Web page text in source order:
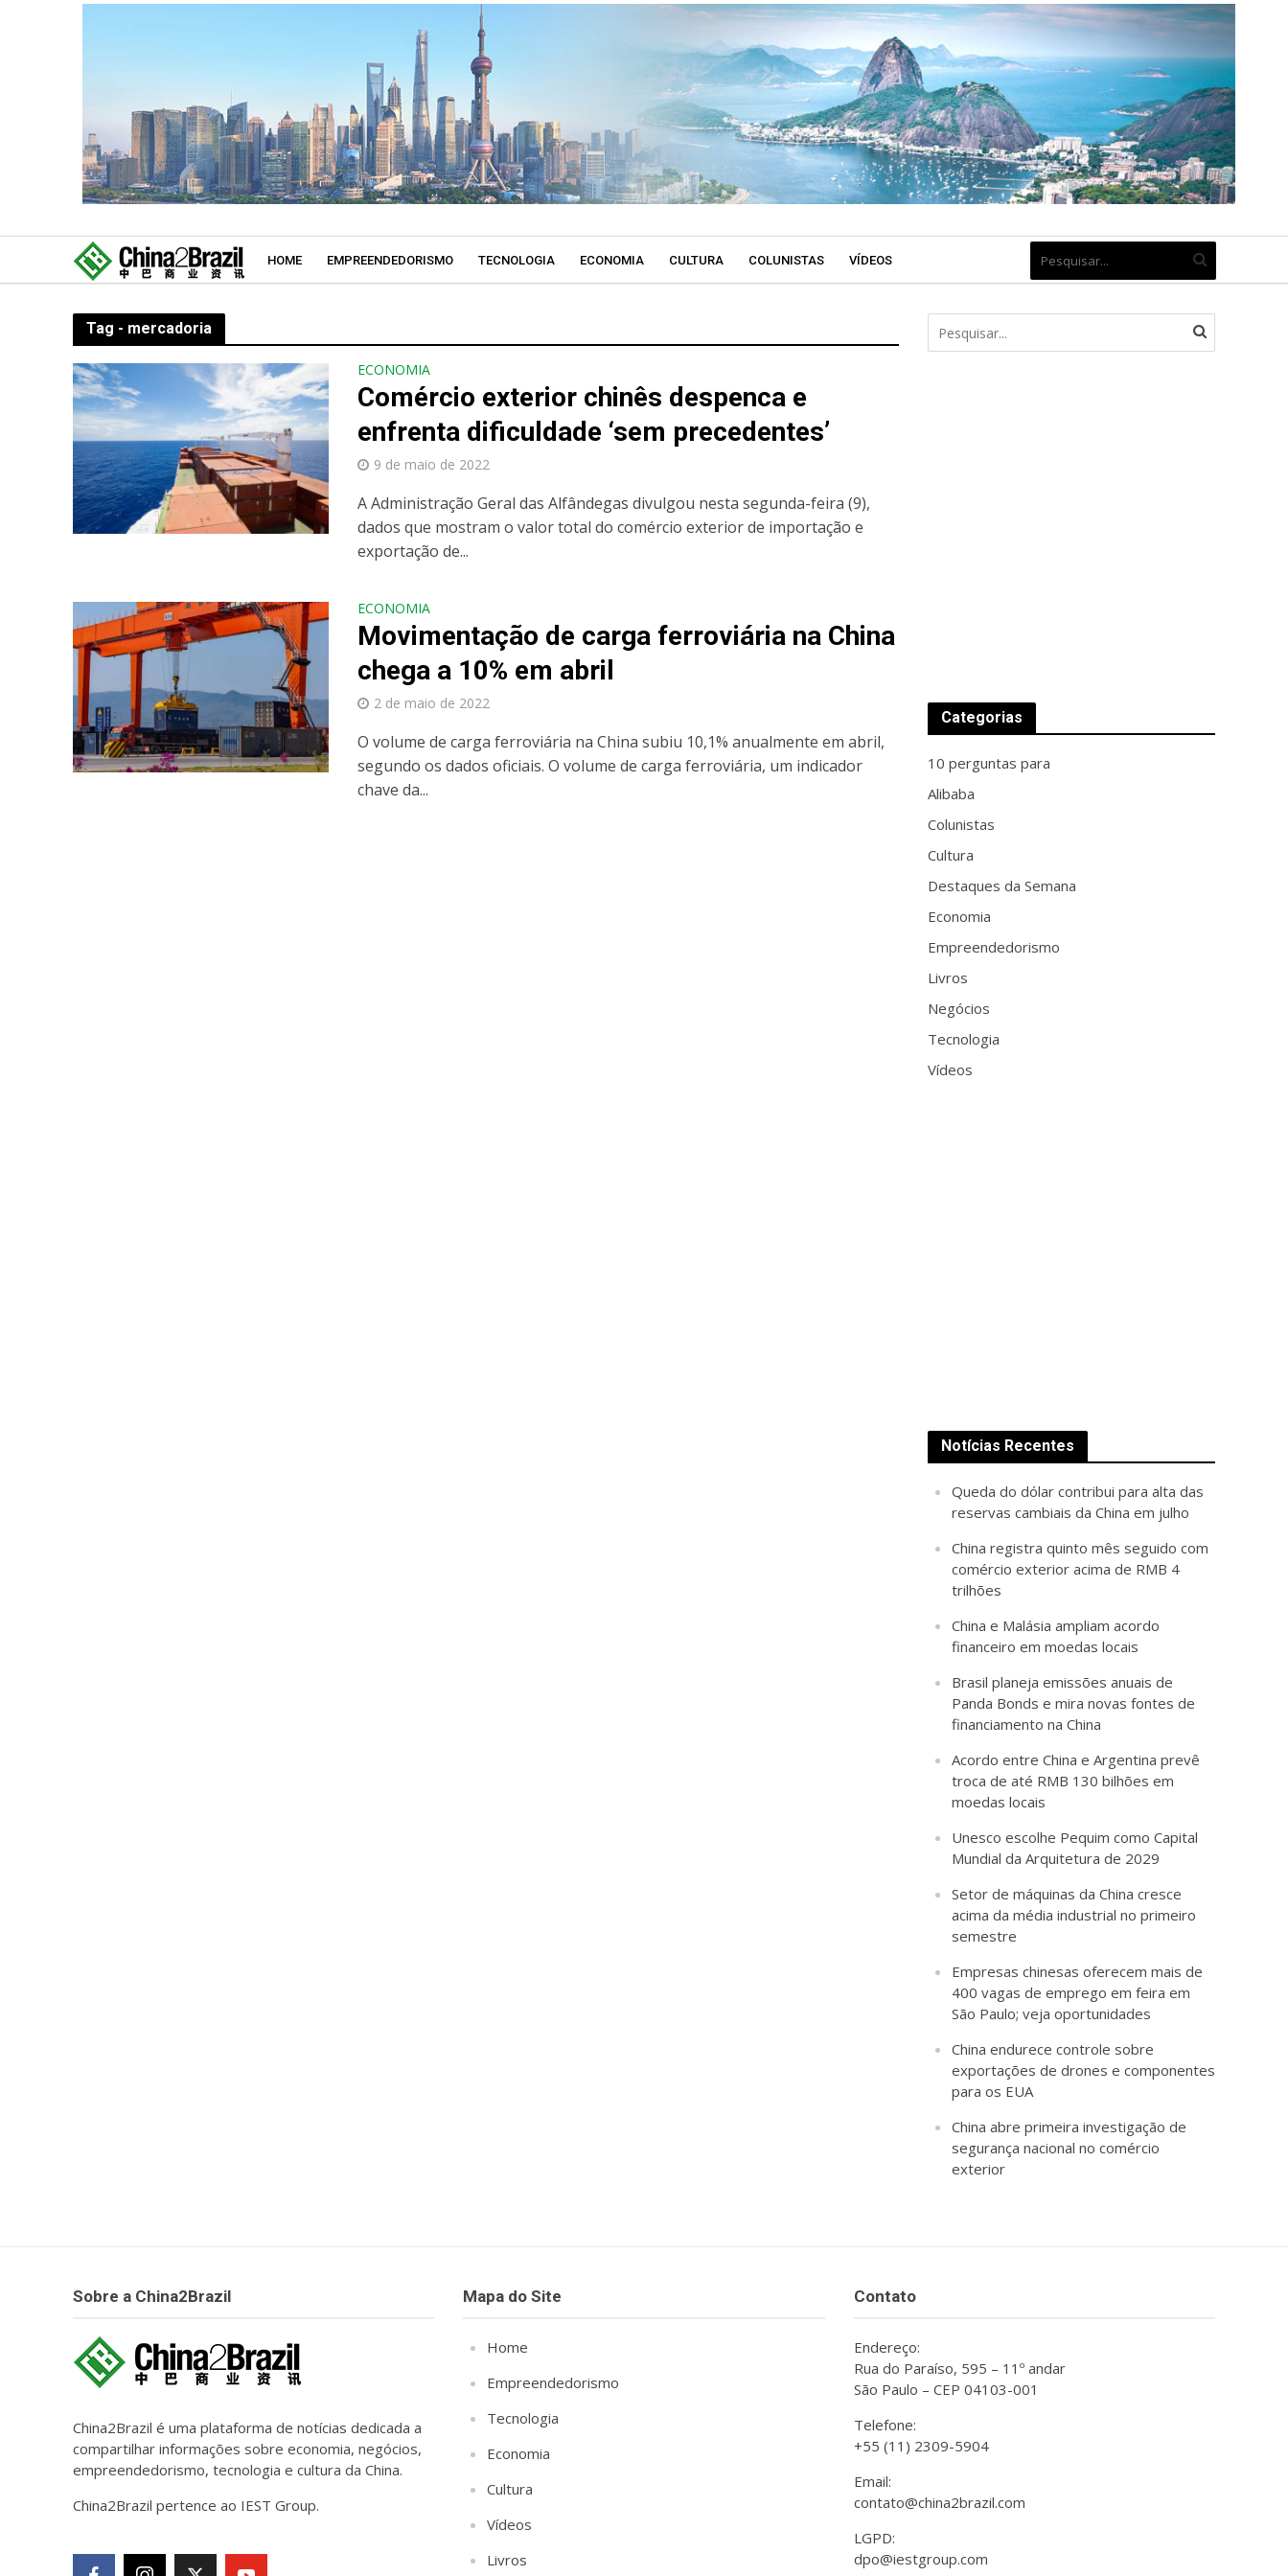
HOME EMPREENDEDORISMO TECNOLOGIA ECONOMIA CULTURA COLUNISTAS VÍDEOS
Tag - mercadoria
ECONOMIA
Comércio exterior chinês despenca e
enfrenta dificuldade ‘sem precedentes’
9 de maio de 2022
A Administração Geral das Alfândegas divulgou nesta segunda-feira (9),
dados que mostram o valor total do comércio exterior de importação e
exportação de...
ECONOMIA
Movimentação de carga ferroviária na China
chega a 10% em abril
2 de maio de 2022
O volume de carga ferroviária na China subiu 10,1% anualmente em abril,
segundo os dados oficiais. O volume de carga ferroviária, um indicador
chave da...
Categorias
10 perguntas para
Alibaba
Colunistas
Cultura
Destaques da Semana
Economia
Empreendedorismo
Livros
Negócios
Tecnologia
Vídeos
Notícias Recentes
Queda do dólar contribui para alta das
reservas cambiais da China em julho
China registra quinto mês seguido com
comércio exterior acima de RMB 4
trilhões
China e Malásia ampliam acordo
financeiro em moedas locais
Brasil planeja emissões anuais de
Panda Bonds e mira novas fontes de
financiamento na China
Acordo entre China e Argentina prevê
troca de até RMB 130 bilhões em
moedas locais
Unesco escolhe Pequim como Capital
Mundial da Arquitetura de 2029
Setor de máquinas da China cresce
acima da média industrial no primeiro
semestre
Empresas chinesas oferecem mais de
400 vagas de emprego em feira em
São Paulo; veja oportunidades
China endurece controle sobre
exportações de drones e componentes
para os EUA
China abre primeira investigação de
segurança nacional no comércio
exterior
Sobre a China2Brazil
China2Brazil é uma plataforma de notícias dedicada a
compartilhar informações sobre economia, negócios,
empreendedorismo, tecnologia e cultura da China.
China2Brazil pertence ao IEST Group.
Mapa do Site
Home
Empreendedorismo
Tecnologia
Economia
Cultura
Vídeos
Livros
Contato
Endereço:
Rua do Paraíso, 595 – 11º andar
São Paulo – CEP 04103-001
Telefone:
+55 (11) 2309-5904
Email:
contato@china2brazil.com
LGPD:
dpo@iestgroup.com